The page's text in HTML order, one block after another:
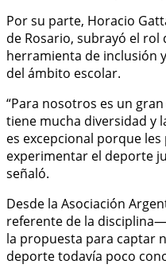
Por su parte, Horacio
de Rosario, subrayó el
herramienta de inclusión
del ámbito escolar.
“Para nosotros es un
tiene mucha diversidad y
es excepcional porque
experimentar el deporte
señaló.
Desde la Asociación
referente de la
la propuesta para captar
deporte todavía poco